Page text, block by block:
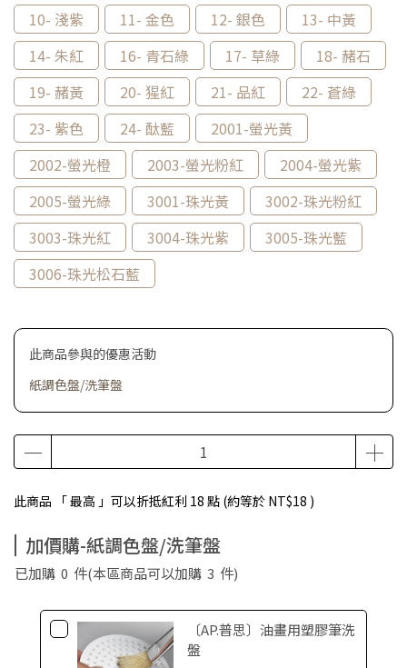
10- 淺紫
11- 金色 12- 銀色
13- 中黃
14- 朱紅
16- 青石綠 17- 草綠
18- 赭石
19- 赭黃
20- 猩紅 21- 品紅
22- 蒼綠
23- 紫色
24- 酞藍
2001-螢光黃
2002-螢光橙
2003-螢光粉紅
2004-螢光紫
2005-螢光綠
3001-珠光黃
3002-珠光粉紅
3003-珠光紅
3004-珠光紫
3005-珠光藍
3006-珠光松石藍
此商品參與的優惠活動
紙調色盤/洗筆盤
此商品 「 最高 」可以折抵紅利 18 點 (約等於 NT$18 )
加價購-紙調色盤/洗筆盤
已加購 0 件(本區商品可以加購 3 件)
〔AP.普思〕油畫用塑膠筆洗
盤